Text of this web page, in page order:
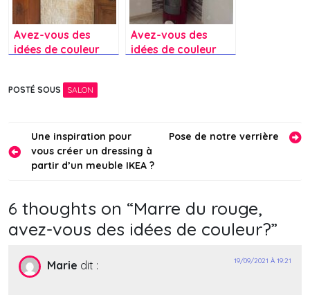
Avez-vous des
idées de couleur
Avez-vous des
idées de couleur
POSTÉ SOUS SALON
Navigation
de
Une inspiration pour
vous créer un dressing à
partir d’un meuble IKEA ?
Pose de notre verrière
6 thoughts on “Marre du rouge,
avez-vous des idées de couleur?”
Marie dit : 19/09/2021 À 19:21